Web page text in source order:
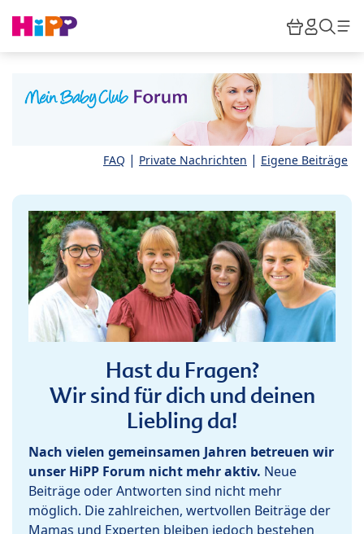
HiPP
FAQ | Private Nachrichten | Eigene Beiträge
Hast du Fragen?
Wir sind für dich und deinen
Liebling da!
Nach vielen gemeinsamen Jahren betreuen wir
unser HiPP Forum nicht mehr aktiv. Neue
Beiträge oder Antworten sind nicht mehr
möglich. Die zahlreichen, wertvollen Beiträge der
Mamas und Experten bleiben jedoch bestehen